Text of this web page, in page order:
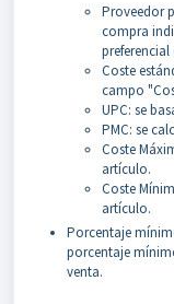
Proveedor
compra
Coste
campo
UPC: se
PMC: se
Coste
artículo.
Coste
artículo.
Porcentaje
porcentaje
venta.